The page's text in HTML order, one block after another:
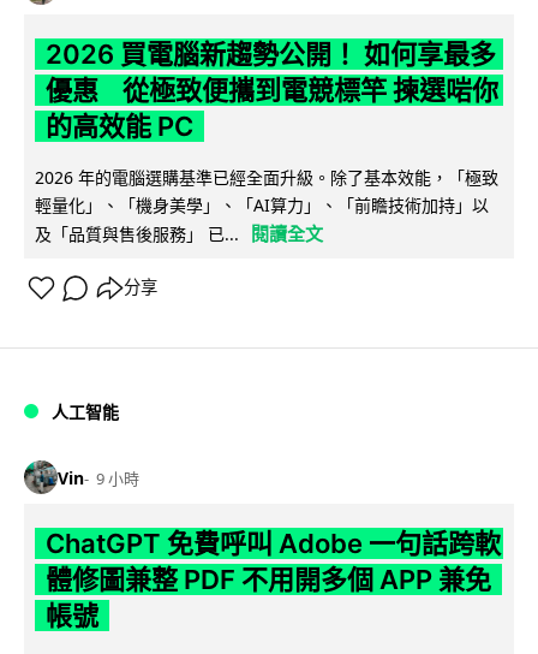
2026 買電腦新趨勢公開！ 如何享最多
優惠 從極致便攜到電競標竿 揀選啱你
的高效能 PC
2026 年的電腦選購基準已經全面升級。除了基本效能，「極致
輕量化」、「機身美學」、「AI算力」、「前瞻技術加持」以
及「品質與售後服務」 已...
閱讀全文
分享
人工智能
Vin 9 小時
ChatGPT 免費呼叫 Adobe 一句話跨軟
體修圖兼整 PDF 不用開多個 APP 兼免
帳號